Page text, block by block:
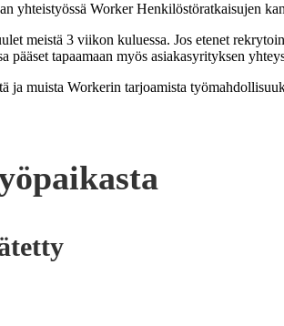
yhteistyössä Worker Henkilöstöratkaisujen
meistä 3 viikon kuluessa. Jos etenet
pääset tapaamaan myös asiakasyrityksen
ja muista Workerin tarjoamista